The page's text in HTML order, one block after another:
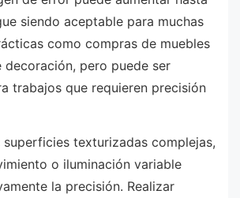
siendo aceptable para muchas
como compras de muebles
pero puede ser
trabajos que requieren precisión
texturizadas complejas,
o iluminación variable
la precisión. Realizar